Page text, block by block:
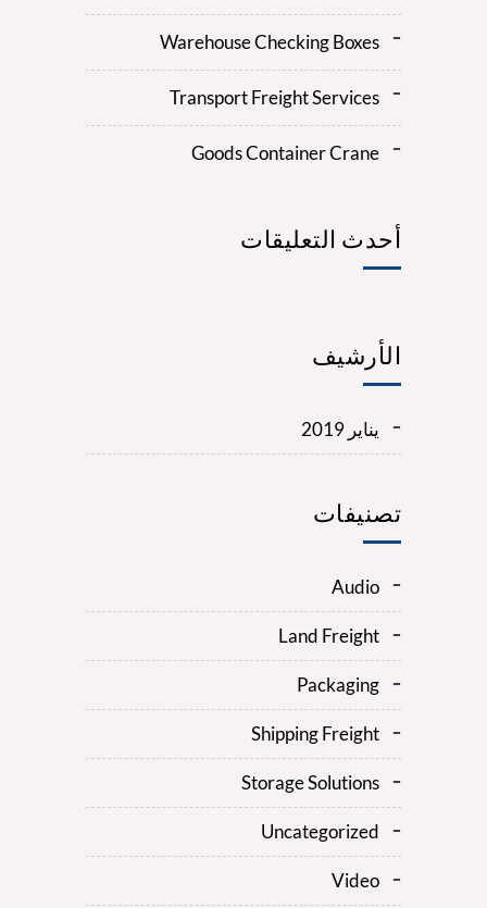
Warehouse Checking Boxes
Transport Freight Services
Goods Container Crane
أحدث التعليقات
الأرشيف
يناير 2019
تصنيفات
Audio
Land Freight
Packaging
Shipping Freight
Storage Solutions
Uncategorized
Video